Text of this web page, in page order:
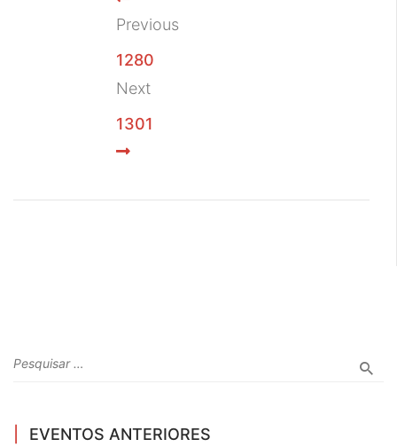
Previous
1280
Next
1301
EVENTOS ANTERIORES